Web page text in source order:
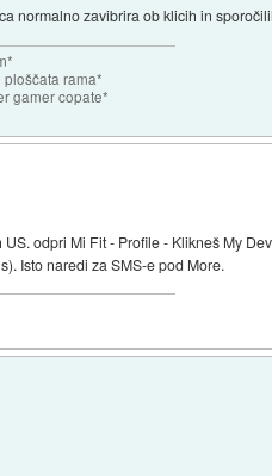
normalno zavibrira ob klicih in
rama*
gamer copate*
odpri Mi Fit - Profile - Klikneš My
Isto naredi za SMS-e pod More.